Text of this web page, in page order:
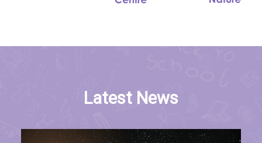
Latest News